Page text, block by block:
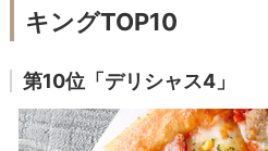
キングTOP10
第10位「デリシャス4」